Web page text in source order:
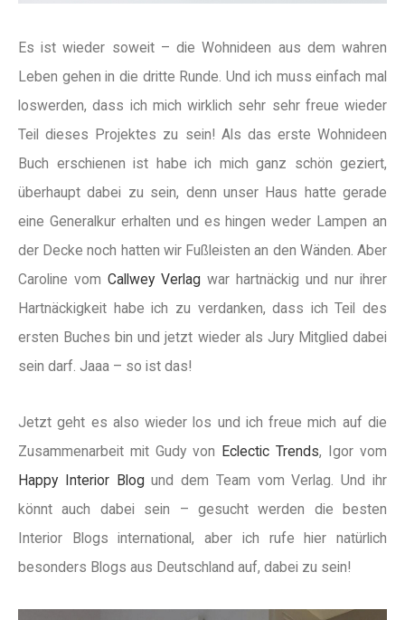
Es ist wieder soweit – die Wohnideen aus dem wahren
Leben gehen in die dritte Runde. Und ich muss einfach mal
loswerden, dass ich mich wirklich sehr sehr freue wieder
Teil dieses Projektes zu sein! Als das erste Wohnideen
Buch erschienen ist habe ich mich ganz schön geziert,
überhaupt dabei zu sein, denn unser Haus hatte gerade
eine Generalkur erhalten und es hingen weder Lampen an
der Decke noch hatten wir Fußleisten an den Wänden. Aber
Caroline vom Callwey Verlag war hartnäckig und nur ihrer
Hartnäckigkeit habe ich zu verdanken, dass ich Teil des
ersten Buches bin und jetzt wieder als Jury Mitglied dabei
sein darf. Jaaa – so ist das!
Jetzt geht es also wieder los und ich freue mich auf die
Zusammenarbeit mit Gudy von Eclectic Trends, Igor vom
Happy Interior Blog und dem Team vom Verlag. Und ihr
könnt auch dabei sein – gesucht werden die besten
Interior Blogs international, aber ich rufe hier natürlich
besonders Blogs aus Deutschland auf, dabei zu sein!